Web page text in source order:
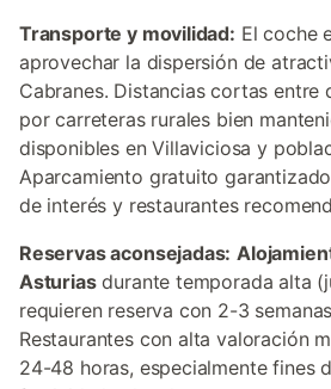
Transporte y movilidad: El coche
aprovechar la dispersión de
Cabranes. Distancias cortas entre
por carreteras rurales bien
disponibles en Villaviciosa y
Aparcamiento gratuito
de interés y restaurantes
Reservas aconsejadas:
Asturiasdurante temporada alta
requieren reserva con 2-3
Restaurantes con alta valoración
24-48 horas, especialmente fines